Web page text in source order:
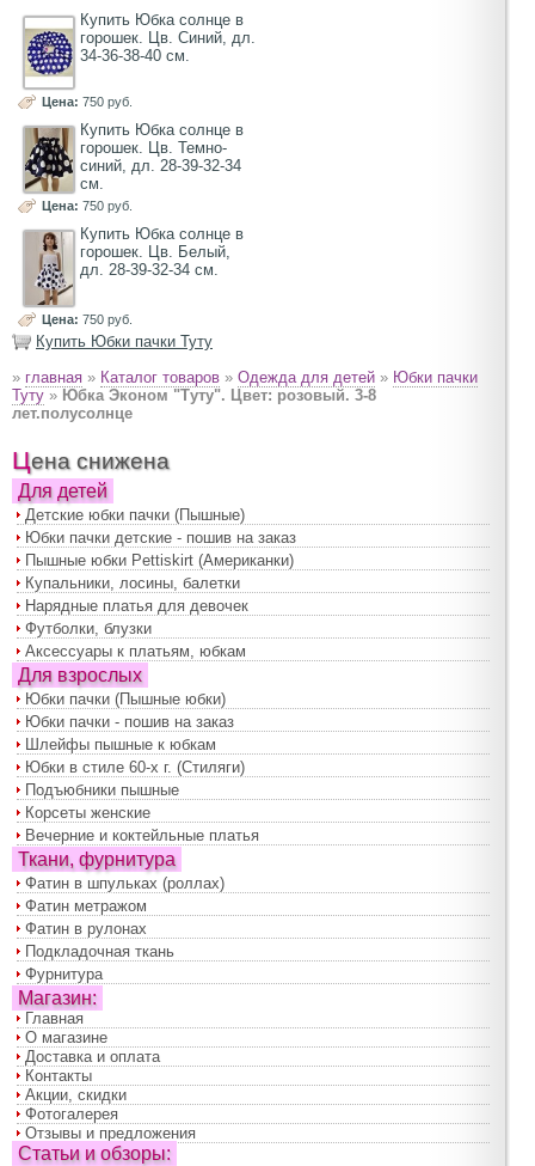
Купить Юбка солнце в
горошек. Цв. Синий, дл.
34-36-38-40 см.
Цена: 750 руб.
Купить Юбка солнце в
горошек. Цв. Темно-
синий, дл. 28-39-32-34
см.
Цена: 750 руб.
Купить Юбка солнце в
горошек. Цв. Белый,
дл. 28-39-32-34 см.
Цена: 750 руб.
Купить Юбки пачки Туту
» главная » Каталог товаров » Одежда для детей » Юбки пачки
Туту » Юбка Эконом "Туту". Цвет: розовый. 3-8
лет.полусолнце
Цена снижена
Для детей
Детские юбки пачки (Пышные)
Юбки пачки детские - пошив на заказ
Пышные юбки Pettiskirt (Американки)
Купальники, лосины, балетки
Нарядные платья для девочек
Футболки, блузки
Аксессуары к платьям, юбкам
Для взрослых
Юбки пачки (Пышные юбки)
Юбки пачки - пошив на заказ
Шлейфы пышные к юбкам
Юбки в стиле 60-х г. (Стиляги)
Подъюбники пышные
Корсеты женские
Вечерние и коктейльные платья
Ткани, фурнитура
Фатин в шпульках (роллах)
Фатин метражом
Фатин в рулонах
Подкладочная ткань
Фурнитура
Магазин:
Главная
О магазине
Доставка и оплата
Контакты
Акции, скидки
Фотогалерея
Отзывы и предложения
Статьи и обзоры: